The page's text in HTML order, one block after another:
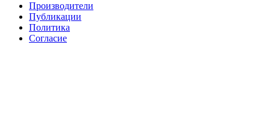
Производители
Публикации
Политика
Согласие